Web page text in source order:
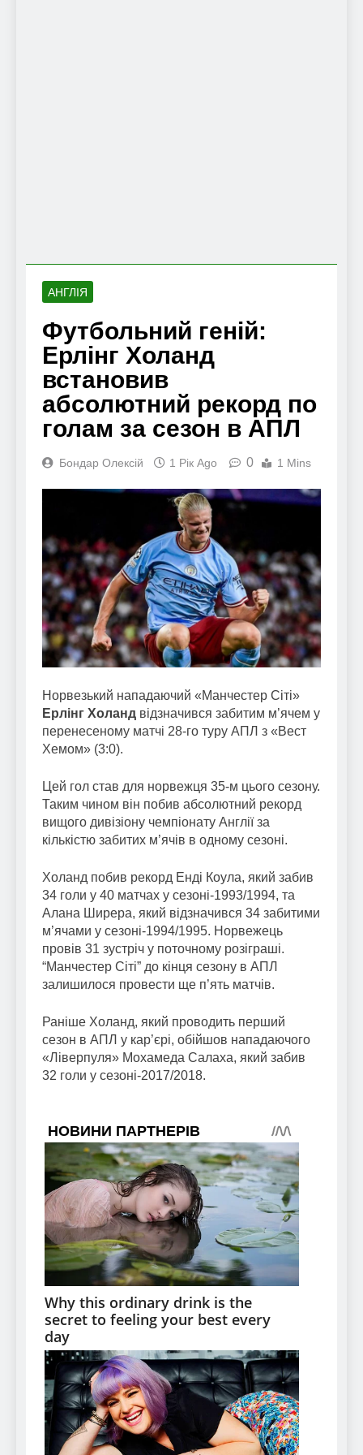
АНГЛІЯ
Футбольний геній:
Ерлінг Холанд
встановив
абсолютний рекорд по
голам за сезон в АПЛ
Бондар Олексій 1 Рік Ago 0 1 Mins
Норвезький нападаючий «Манчестер Сіті»
Ерлінг Холанд відзначився забитим м’ячем у
перенесеному матчі 28-го туру АПЛ з «Вест
Хемом» (3:0).
Цей гол став для норвежця 35-м цього сезону.
Таким чином він побив абсолютний рекорд
вищого дивізіону чемпіонату Англії за
кількістю забитих м’ячів в одному сезоні.
Холанд побив рекорд Енді Коула, який забив
34 голи у 40 матчах у сезоні-1993/1994, та
Алана Ширера, який відзначився 34 забитими
м’ячами у сезоні-1994/1995. Норвежець
провів 31 зустріч у поточному розіграші.
“Манчестер Сіті” до кінця сезону в АПЛ
залишилося провести ще п’ять матчів.
Раніше Холанд, який проводить перший
сезон в АПЛ у кар’єрі, обійшов нападаючого
«Ліверпуля» Мохамеда Салаха, який забив
32 голи у сезоні-2017/2018.